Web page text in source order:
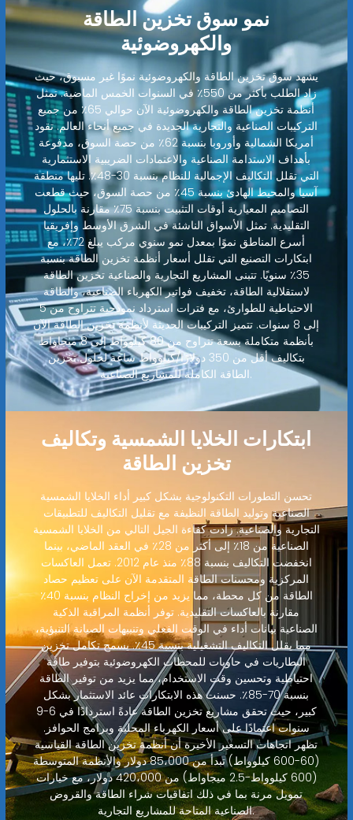
نمو سوق تخزين الطاقة
والكهروضوئية
يشهد سوق تخزين الطاقة والكهروضوئية نموًا غير مسبوق، حيث
زاد الطلب بأكثر من 550٪ في السنوات الخمس الماضية. تمثل
أنظمة تخزين الطاقة والكهروضوئية الآن حوالي 65٪ من جميع
التركيبات الصناعية والتجارية الجديدة في جميع أنحاء العالم. تقود
أمريكا الشمالية وأوروبا بنسبة 62٪ من حصة السوق، مدفوعة
بأهداف الاستدامة الصناعية والاعتمادات الضريبية الاستثمارية
التي تقلل التكاليف الإجمالية للنظام بنسبة 30-48٪. تليها منطقة
آسيا والمحيط الهادئ بنسبة 45٪ من حصة السوق، حيث قطعت
التصاميم المعيارية أوقات التثبيت بنسبة 75٪ مقارنة بالحلول
التقليدية. تمثل الأسواق الناشئة في الشرق الأوسط وإفريقيا
أسرع المناطق نموًا بمعدل نمو سنوي مركب يبلغ 72٪، مع
ابتكارات التصنيع التي تقلل أسعار أنظمة تخزين الطاقة بنسبة
35٪ سنويًا. تتبنى المشاريع التجارية والصناعية تخزين الطاقة
لاستقلالية الطاقة، تخفيف فواتير الكهرباء الصناعية، والطاقة
الاحتياطية للطوارئ، مع فترات استرداد نموذجية تتراوح من 5
إلى 8 سنوات. تتميز التركيبات الحديثة لأنظمة تخزين الطاقة الآن
بأنظمة متكاملة بسعة تتراوح من 80 كيلوواط إلى 8 ميجاواط
بتكاليف أقل من 350 دولارًا/كيلوواط ساعة لحلول تخزين
الطاقة الكاملة للمشاريع الصناعية.
ابتكارات الخلايا الشمسية وتكاليف
تخزين الطاقة
تحسن التطورات التكنولوجية بشكل كبير أداء الخلايا الشمسية
الصناعية وتوليد الطاقة النظيفة مع تقليل التكاليف للتطبيقات
التجارية والصناعية. زادت كفاءة الجيل التالي من الخلايا الشمسية
الصناعية من 18٪ إلى أكثر من 28٪ في العقد الماضي، بينما
انخفضت التكاليف بنسبة 88٪ منذ عام 2012. تعمل العاكسات
المركزية ومحسنات الطاقة المتقدمة الآن على تعظيم حصاد
الطاقة من كل محطة، مما يزيد من إخراج النظام بنسبة 40٪
مقارنة بالعاكسات التقليدية. توفر أنظمة المراقبة الذكية
الصناعية بيانات أداء في الوقت الفعلي وتنبيهات الصيانة التنبؤية،
مما يقلل التكاليف التشغيلية بنسبة 45٪. يسمح تكامل تخزين
البطاريات في حاويات للمحطات الكهروضوئية بتوفير طاقة
احتياطية وتحسين وقت الاستخدام، مما يزيد من توفير الطاقة
بنسبة 70-85٪. حسنت هذه الابتكارات عائد الاستثمار بشكل
كبير، حيث تحقق مشاريع تخزين الطاقة عادةً استردادًا في 6-9
سنوات اعتمادًا على أسعار الكهرباء المحلية وبرامج الحوافز.
تظهر اتجاهات التسعير الأخيرة أن أنظمة تخزين الطاقة القياسية
(60-600 كيلوواط) تبدأ من 85،000 دولار والأنظمة المتوسطة
(600 كيلوواط-2.5 ميجاواط) من 420،000 دولار، مع خيارات
تمويل مرنة بما في ذلك اتفاقيات شراء الطاقة والقروض
الصناعية المتاحة للمشاريع التجارية.